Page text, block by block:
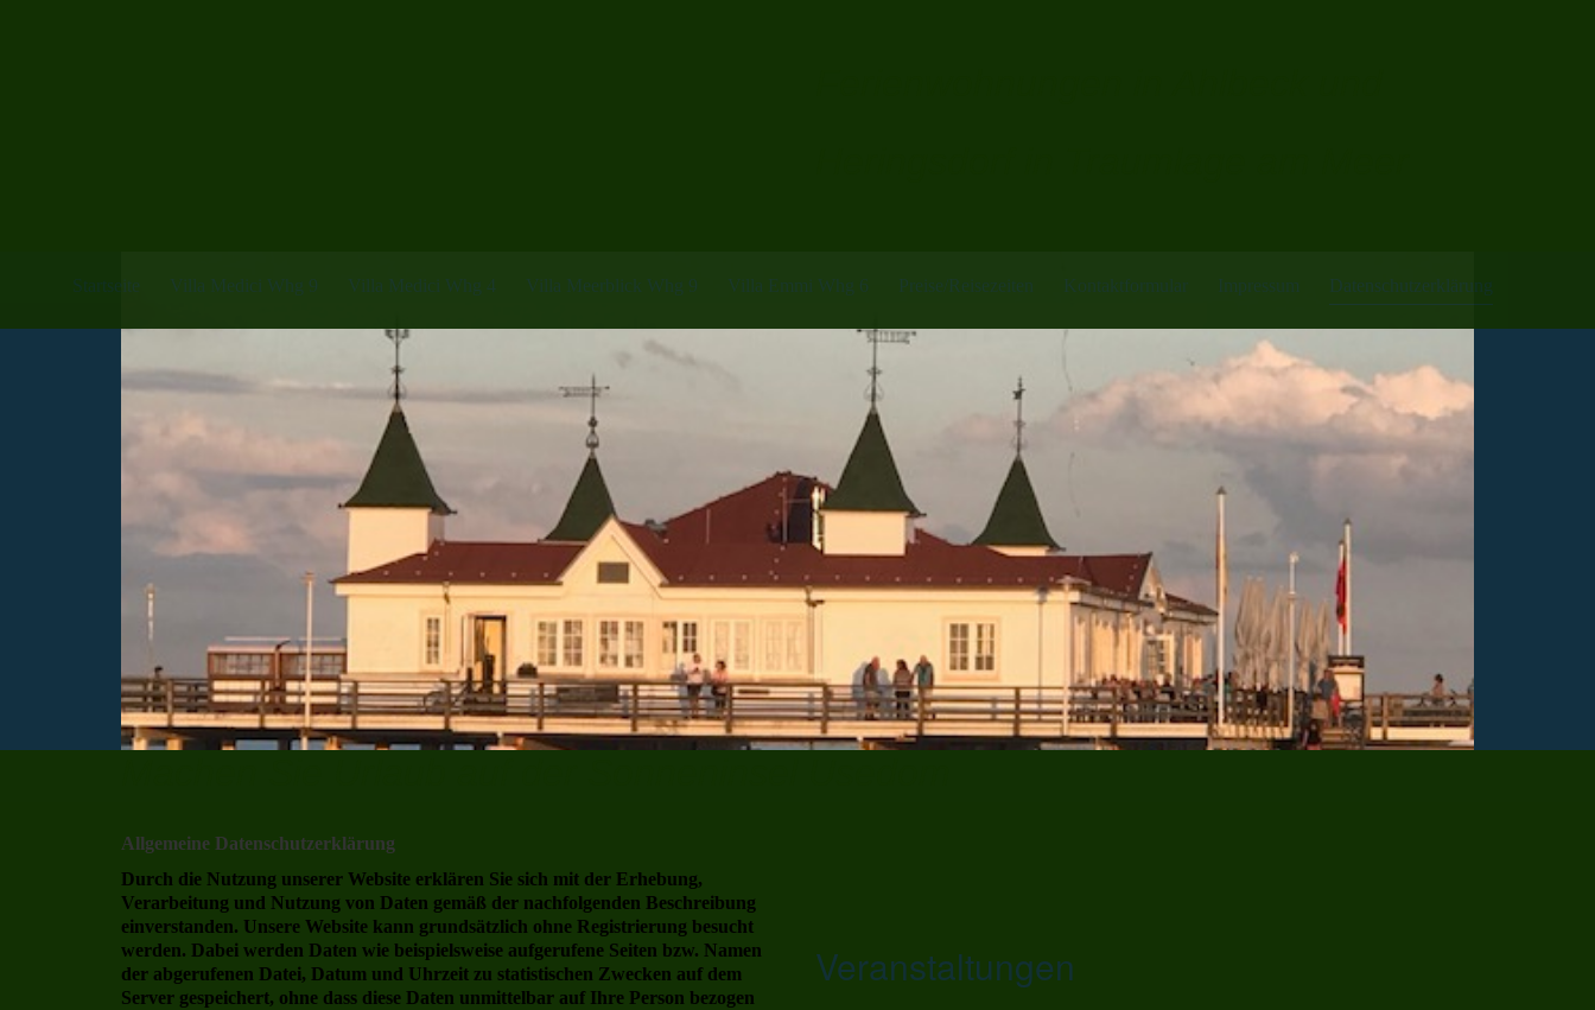
Startseite Villa Medici Whg 9 Villa Medici Whg 4 Villa Meerblick Whg 9 Villa Emmi Whg 6 Preise/Reisezeiten Kontaktformular Impressum Datenschutzerklärung
Allgemeine Datenschutzerklärung
Durch die Nutzung unserer Website erklären Sie sich mit der Erhebung,
Verarbeitung und Nutzung von Daten gemäß der nachfolgenden Beschreibung
einverstanden. Unsere Website kann grundsätzlich ohne Registrierung besucht
werden. Dabei werden Daten wie beispielsweise aufgerufene Seiten bzw. Namen
der abgerufenen Datei, Datum und Uhrzeit zu statistischen Zwecken auf dem
Server gespeichert, ohne dass diese Daten unmittelbar auf Ihre Person bezogen
Veranstaltungen